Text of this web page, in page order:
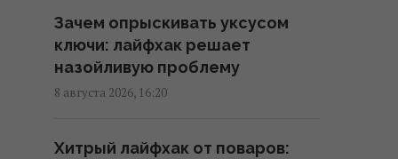
"Я не вывожу": победительница
"Холостяка" ошарашила
Зачем опрыскивать уксусом
ключи: лайфхак решает
назойливую проблему
8 августа 2026, 16:20
Хитрый лайфхак от поваров: